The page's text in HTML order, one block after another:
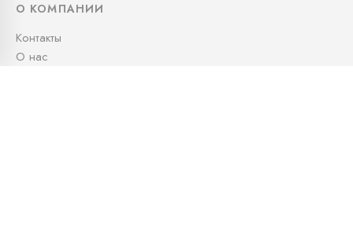
О КОМПАНИИ
Контакты
О нас